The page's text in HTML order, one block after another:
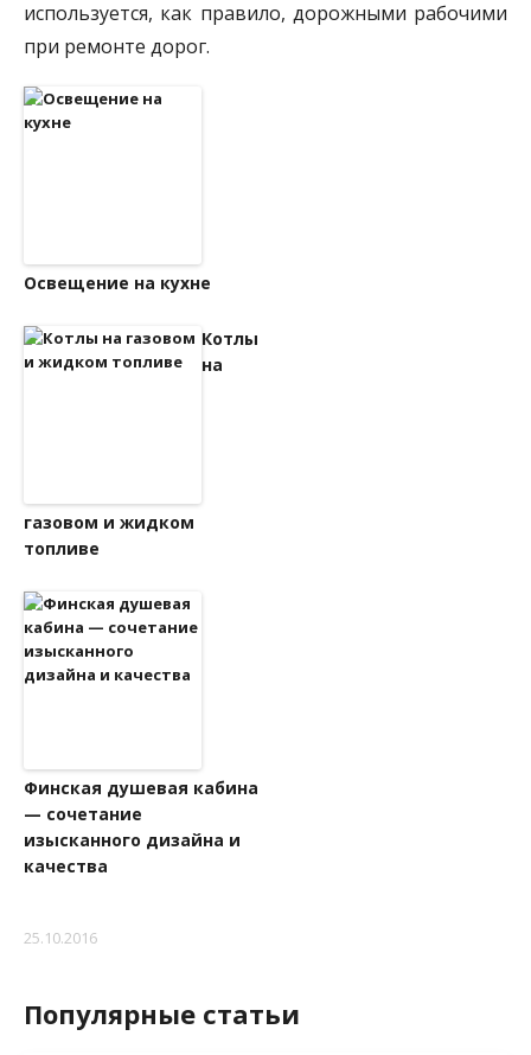
используется, как правило, дорожными рабочими
при ремонте дорог.
Освещение на кухне
Котлы
на
газовом и жидком
топливе
Финская душевая кабина
— сочетание
изысканного дизайна и
качества
25.10.2016
Популярные статьи